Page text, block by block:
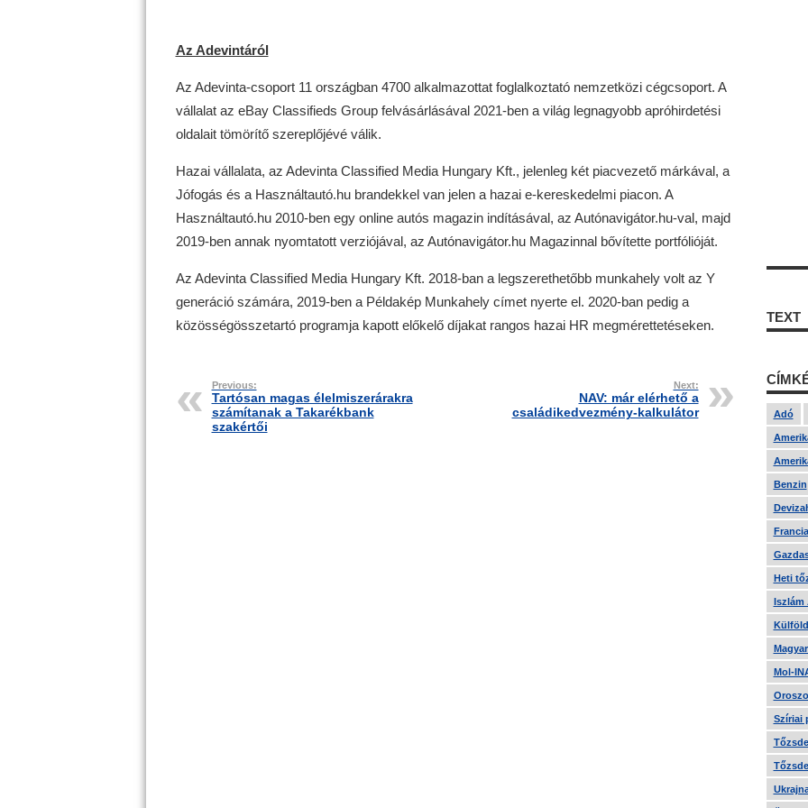
Az Adevintáról
Az Adevinta-csoport 11 országban 4700 alkalmazottat foglalkoztató nemzetközi cégcsoport. A
vállalat az eBay Classifieds Group felvásárlásával 2021-ben a világ legnagyobb apróhirdetési
oldalait tömörítő szereplőjévé válik.
Hazai vállalata, az Adevinta Classified Media Hungary Kft., jelenleg két piacvezető márkával, a
Jófogás és a Használtautó.hu brandekkel van jelen a hazai e-kereskedelmi piacon. A
Használtautó.hu 2010-ben egy online autós magazin indításával, az Autónavigátor.hu-val, majd
2019-ben annak nyomtatott verziójával, az Autónavigátor.hu Magazinnal bővítette portfólióját.
Az Adevinta Classified Media Hungary Kft. 2018-ban a legszerethetőbb munkahely volt az Y
generáció számára, 2019-ben a Példakép Munkahely címet nyerte el. 2020-ban pedig a
közösségösszetartó programja kapott előkelő díjakat rangos hazai HR megmérettetéseken.
Previous:
Tartósan magas élelmiszerárakra
számítanak a Takarékbank
szakértői
Next:
NAV: már elérhető a
családikedvezmény-kalkulátor
TEXT
Adó
Benzin
Heti
Iszlám
Mol-
Szíriai